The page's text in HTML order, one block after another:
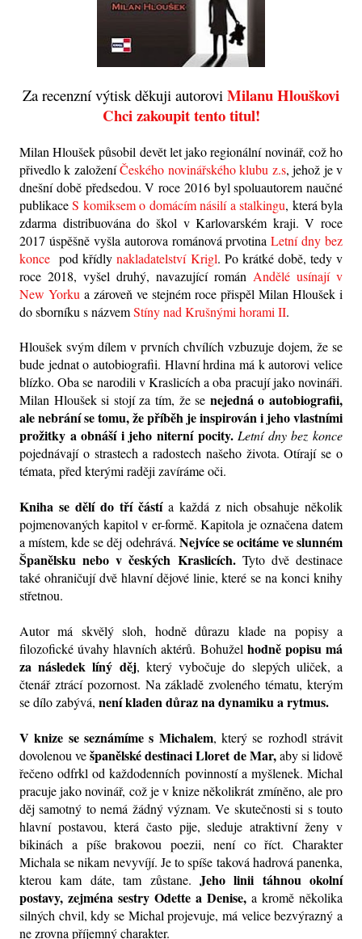
Za recenzní výtisk děkuji autorovi Milanu Hlouškovi
Chci zakoupit tento titul!
Milan Hloušek působil devět let jako regionální novinář, což ho
přivedlo k založení Českého novinářského klubu z.s, jehož je v
dnešní době předsedou. V roce 2016 byl spoluautorem naučné
publikace S komiksem o domácím násilí a stalkingu, která byla
zdarma distribuována do škol v Karlovarském kraji. V roce
2017 úspěšně vyšla autorova románová prvotina Letní dny bez
konce pod křídly nakladatelství Krigl. Po krátké době, tedy v
roce 2018, vyšel druhý, navazující román Andělé usínají v
New Yorku a zároveň ve stejném roce přispěl Milan Hloušek i
do sborníku s názvem Stíny nad Krušnými horami II.
Hloušek svým dílem v prvních chvílích vzbuzuje dojem, že se
bude jednat o autobiografii. Hlavní hrdina má k autorovi velice
blízko. Oba se narodili v Kraslicích a oba pracují jako novináři.
Milan Hloušek si stojí za tím, že se nejedná o autobiografii,
ale nebrání se tomu, že příběh je inspirován i jeho vlastními
prožitky a obnáší i jeho niterní pocity. Letní dny bez konce
pojednávají o strastech a radostech našeho života. Otírají se o
témata, před kterými raději zavíráme oči.
Kniha se dělí do tří částí a každá z nich obsahuje několik
pojmenovaných kapitol v er-formě. Kapitola je označena datem
a místem, kde se děj odehrává. Nejvíce se ocitáme ve slunném
Španělsku nebo v českých Kraslicích. Tyto dvě destinace
také ohraničují dvě hlavní dějové linie, které se na konci knihy
střetnou.
Autor má skvělý sloh, hodně důrazu klade na popisy a
filozofické úvahy hlavních aktérů. Bohužel hodně popisu má
za následek líný děj, který vybočuje do slepých uliček, a
čtenář ztrácí pozornost. Na základě zvoleného tématu, kterým
se dílo zabývá, není kladen důraz na dynamiku a rytmus.
V knize se seznámíme s Michalem, který se rozhodl strávit
dovolenou ve španělské destinaci Lloret de Mar, aby si lidově
řečeno odfrkl od každodenních povinností a myšlenek. Michal
pracuje jako novinář, což je v knize několikrát zmíněno, ale pro
děj samotný to nemá žádný význam. Ve skutečnosti si s touto
hlavní postavou, která často pije, sleduje atraktivní ženy v
bikinách a píše brakovou poezii, není co říct. Charakter
Michala se nikam nevyvíjí. Je to spíše taková hadrová panenka,
kterou kam dáte, tam zůstane. Jeho linii táhnou okolní
postavy, zejména sestry Odette a Denise, a kromě několika
silných chvil, kdy se Michal projevuje, má velice bezvýrazný a
ne zrovna příjemný charakter.